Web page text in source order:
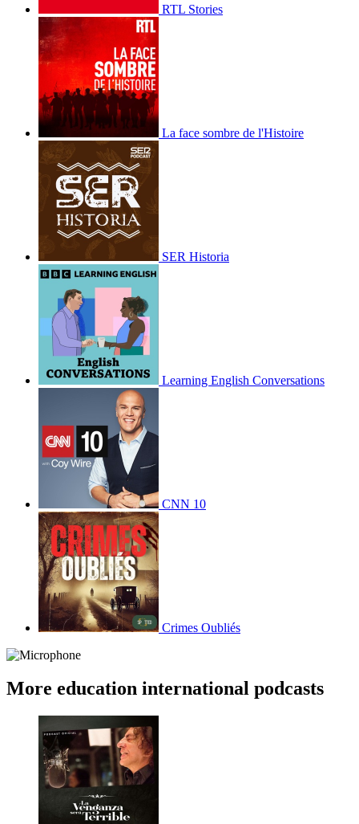
RTL Stories
La face sombre de l'Histoire
SER Historia
Learning English Conversations
CNN 10
Crimes Oubliés
More education international podcasts